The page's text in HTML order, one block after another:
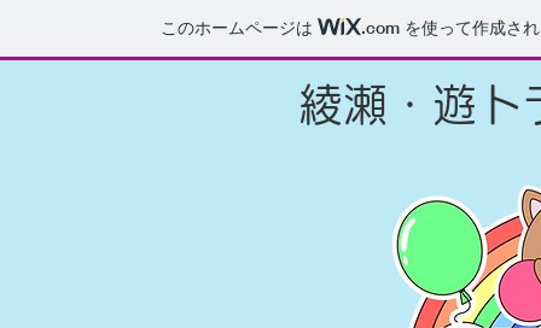
このホームページは .com を使って作成さ
綾瀬・遊ト